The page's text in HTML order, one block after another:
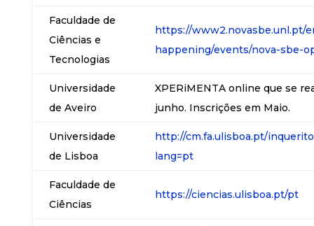
Faculdade de
Ciências e
Tecnologias
https://www2.novasbe.unl.pt/
happening/events/nova-sbe-
Universidade
de Aveiro
XPERiMENTA online que se
junho. Inscrições em Maio.
Universidade
de Lisboa
http://cm.fa.ulisboa.pt/
lang=pt
Faculdade de
Ciências
https://ciencias.ulisboa.pt/pt